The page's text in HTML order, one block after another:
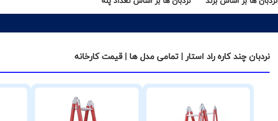
نردبان چند کاره راد استار | تمامی مدل ها | قیمت کارخانه